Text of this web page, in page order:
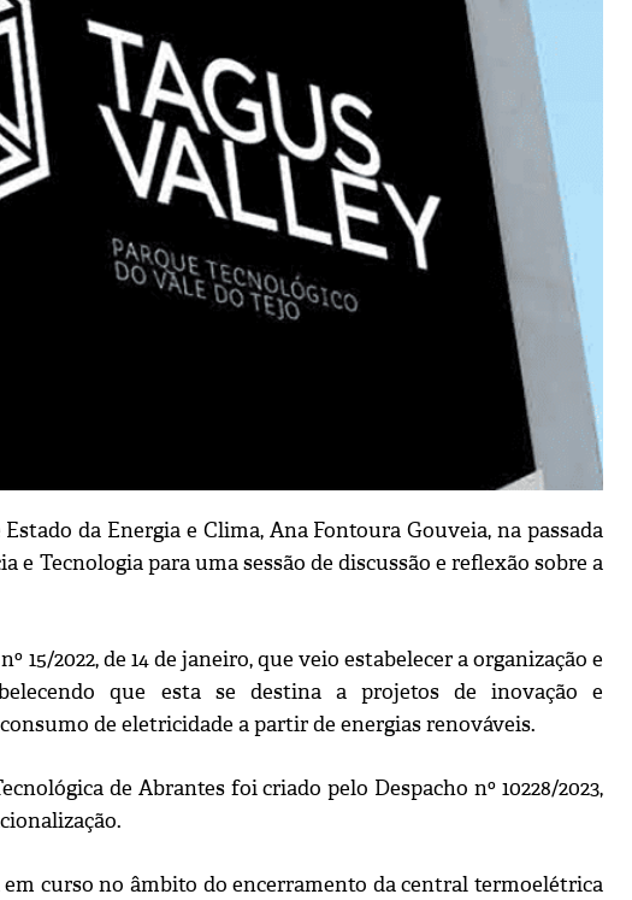
da Energia e Clima, Ana Fontoura Gouveia, na passada
e Tecnologia para uma sessão de discussão e reflexão sobre a
2022, de 14 de janeiro, que veio estabelecer a organização e
que esta se destina a projetos de inovação e
de eletricidade a partir de energias renováveis.
de Abrantes foi criado pelo Despacho nº 10228/2023,
curso no âmbito do encerramento da central termoelétrica